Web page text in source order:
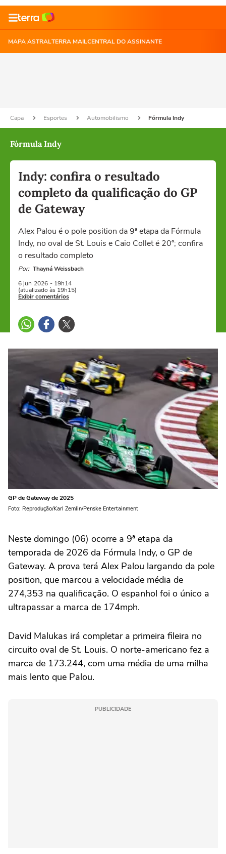
MAPA ASTRALTERRA MAILCENTRAL DO ASSINANTE
Capa Esportes Automobilismo Fórmula Indy
Fórmula Indy
Indy: confira o resultado
completo da qualificação do GP
de Gateway
Alex Palou é o pole position da 9ª etapa da Fórmula
Indy, no oval de St. Louis e Caio Collet é 20º; confira
o resultado completo
Por: Thayná Weissbach
6 jun 2026 - 19h14
(atualizado às 19h15)
Exibir comentários
GP de Gateway de 2025
Foto: Reprodução/Karl Zemlin/Penske Entertainment
Neste domingo (06) ocorre a 9ª etapa da
temporada de 2026 da Fórmula Indy, o GP de
Gateway. A prova terá Alex Palou largando da pole
position, que marcou a velocidade média de
274,353 na qualificação. O espanhol foi o único a
ultrapassar a marca de 174mph.
David Malukas irá completar a primeira fileira no
circuito oval de St. Louis. O norte-americano fez a
marca de 173.244, com uma média de uma milha
mais lento que Palou.
PUBLICIDADE